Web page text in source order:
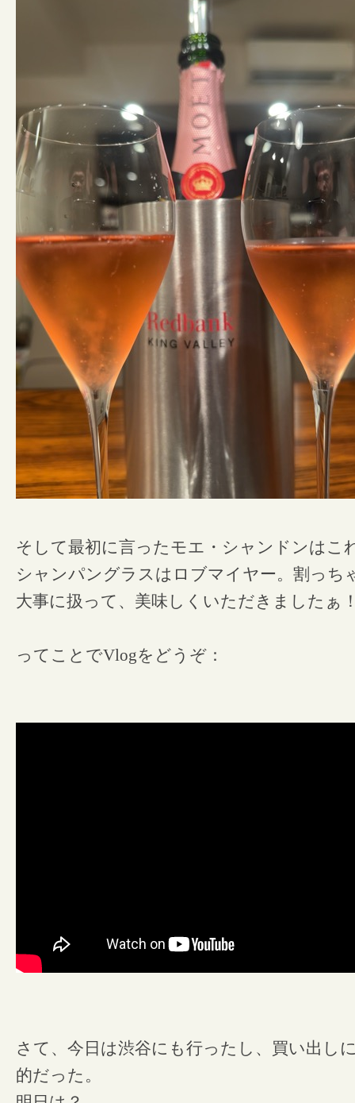
そして最初に言ったモエ・シャンドンはこ
シャンパングラスはロブマイヤー。割っち
大事に扱って、美味しくいただきましたぁ
ってことでVlogをどうぞ：
さて、今日は渋谷にも行ったし、買い出し
的だった。